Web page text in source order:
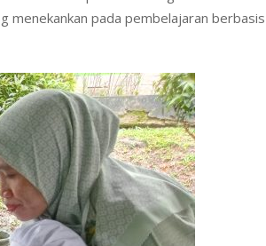
menekankan pada pembelajaran berbasis